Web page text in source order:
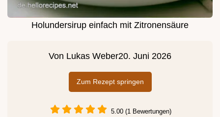
Holundersirup einfach mit Zitronensäure
Von Lukas Weber20. Juni 2026
Zum Rezept springen
5.00 (1 Bewertungen)